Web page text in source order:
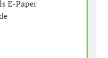
E-Paper